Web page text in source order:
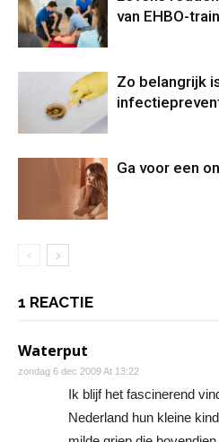
van EHBO-
Zo belangrijk
Ga voor een
1 REACTIE
Waterput
zondag 6 dec 2009 At 13:22
Ik blijf het fascinerend
Nederland hun kleine